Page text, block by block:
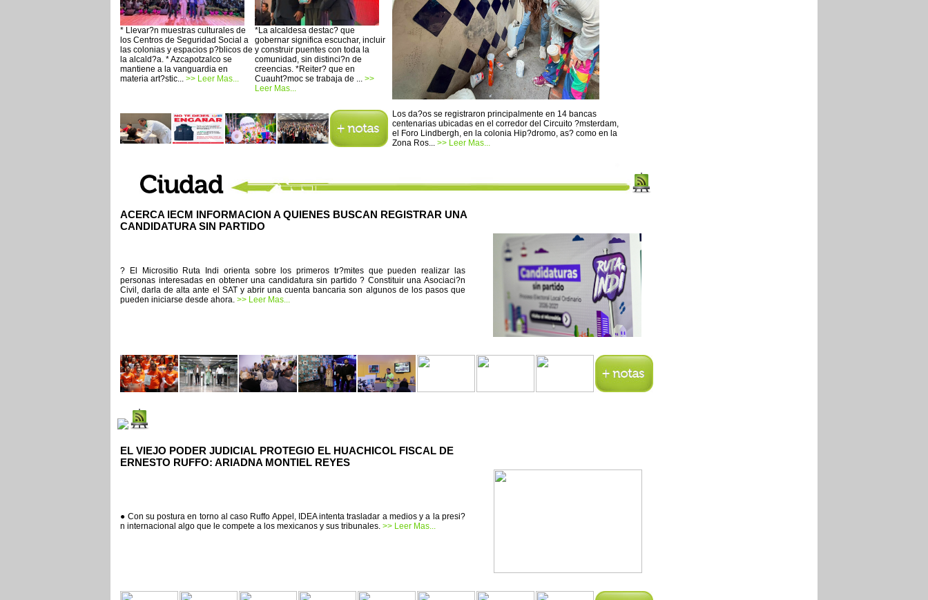
* Llevar?n muestras culturales de
los Centros de Seguridad Social a
las colonias y espacios p?blicos de
la alcald?a. * Azcapotzalco se
mantiene a la vanguardia en
materia art?stic... >> Leer Mas...
*La alcaldesa destac? que
gobernar significa escuchar, incluir
y construir puentes con toda la
comunidad, sin distinci?n de
creencias. *Reiter? que en
Cuauht?moc se trabaja de ... >>
Leer Mas...
Los da?os se registraron principalmente en 14 bancas
centenarias ubicadas en el corredor del Circuito ?msterdam,
el Foro Lindbergh, en la colonia Hip?dromo, as? como en la
Zona Ros... >> Leer Mas...
ACERCA IECM INFORMACION A QUIENES BUSCAN REGISTRAR UNA
CANDIDATURA SIN PARTIDO
? El Micrositio Ruta Indi orienta sobre los primeros tr?mites que pueden realizar las
personas interesadas en obtener una candidatura sin partido ? Constituir una Asociaci?n
Civil, darla de alta ante el SAT y abrir una cuenta bancaria son algunos de los pasos que
pueden iniciarse desde ahora. >> Leer Mas...
EL VIEJO PODER JUDICIAL PROTEGIO EL HUACHICOL FISCAL DE
ERNESTO RUFFO: ARIADNA MONTIEL REYES
● Con su postura en torno al caso Ruffo Appel, IDEA intenta trasladar a medios y a la presi?
n internacional algo que le compete a los mexicanos y sus tribunales. >> Leer Mas...